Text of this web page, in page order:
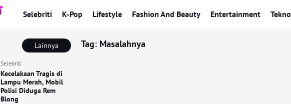
Selebriti K-Pop Lifestyle Fashion And Beauty Entertainment Tekno
Lainnya
Selebriti
Kecelakaan Tragis di
Lampu Merah, Mobil
Polisi Diduga Rem
Blong
Tag: Masalahnya